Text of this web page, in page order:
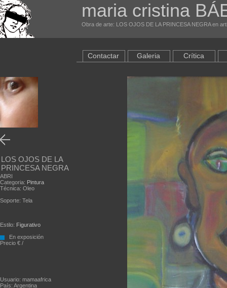
maria cristina
Obra de arte: LOS OJOS DE LA PRINCESA NEGRA en
LOS OJOS DE LA
PRINCESA NEGRA
ABRI
Categoria: Pintura
Técnica: Oleo
Soporte: Tela
Estilo: Figurativo
En exposición
Precio € /
Usuario: mamaafrica
País: Argentina
Contactar Galeria Crítica